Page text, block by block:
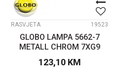
RASVJETA 19523
GLOBO LAMPA 5662-7
METALL CHROM 7XG9
123,10 KM